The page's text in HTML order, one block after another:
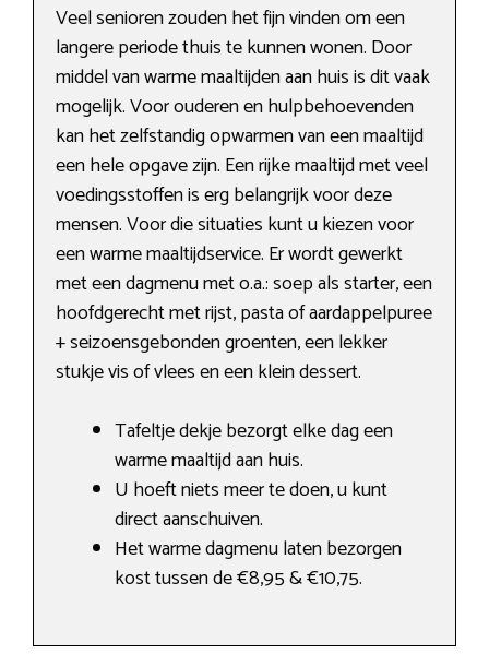
Veel senioren zouden het fijn vinden om een
langere periode thuis te kunnen wonen. Door
middel van warme maaltijden aan huis is dit vaak
mogelijk. Voor ouderen en hulpbehoevenden
kan het zelfstandig opwarmen van een maaltijd
een hele opgave zijn. Een rijke maaltijd met veel
voedingsstoffen is erg belangrijk voor deze
mensen. Voor die situaties kunt u kiezen voor
een warme maaltijdservice. Er wordt gewerkt
met een dagmenu met o.a.: soep als starter, een
hoofdgerecht met rijst, pasta of aardappelpuree
+ seizoensgebonden groenten, een lekker
stukje vis of vlees en een klein dessert.
Tafeltje dekje bezorgt elke dag een
warme maaltijd aan huis.
U hoeft niets meer te doen, u kunt
direct aanschuiven.
Het warme dagmenu laten bezorgen
kost tussen de €8,95 & €10,75.